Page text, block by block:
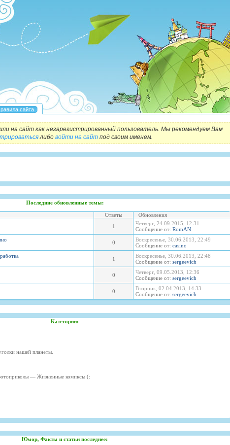
на сайт как незарегистрированный пользователь. Мы рекомендуем Вам
либо войти на сайт под своим именем.
Последние обновленные темы:
Ответы
Обновления
1
Четверг, 24.09.2015, 12:31
Сообщение от: RomAN
0
Воскресенье, 30.06.2013, 22:49
Сообщение от: casino
1
Воскресенье, 30.06.2013, 22:48
Сообщение от: sergeevich
0
Четверг, 09.05.2013, 12:36
Сообщение от: sergeevich
0
Вторник, 02.04.2013, 14:33
Сообщение от: sergeevich
Категории:
нашей планеты.
— Жизненные комиксы (:
Юмор, Факты и статьи последнее: